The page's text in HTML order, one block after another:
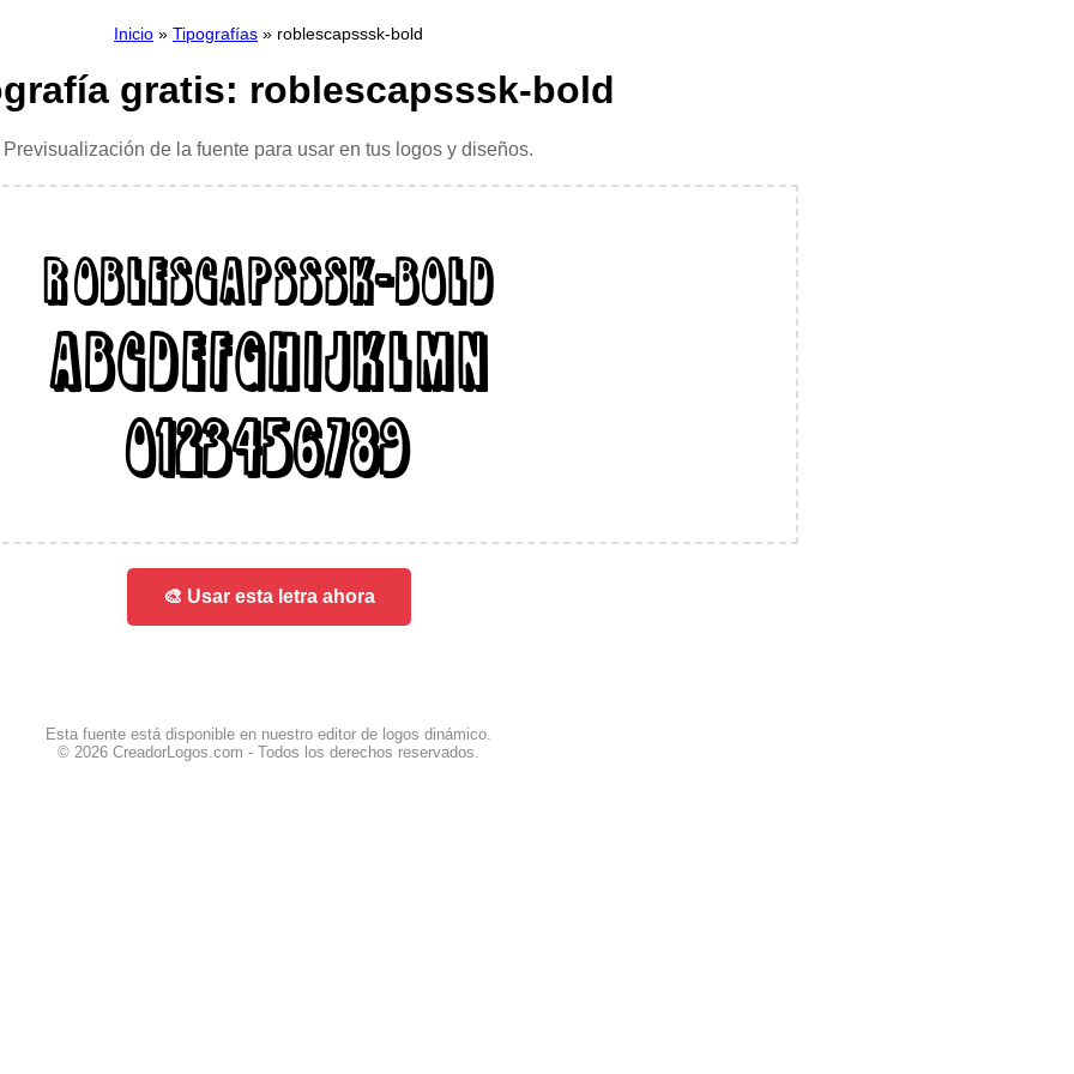
Inicio » Tipografías » roblescapsssk-bold
gratis: roblescapsssk-bold
Previsualización de la fuente para usar en tus logos y diseños.
roblescapsssk-bold
ABCDEFGHIJKLMN
0123456789
🎨 Usar esta letra ahora
Esta fuente está disponible en nuestro editor de logos dinámico.
© 2026 CreadorLogos.com - Todos los derechos reservados.